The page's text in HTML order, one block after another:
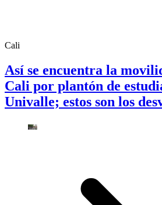
Cali
Así se encuentra la
Cali por plantón de
Univalle; estos son los